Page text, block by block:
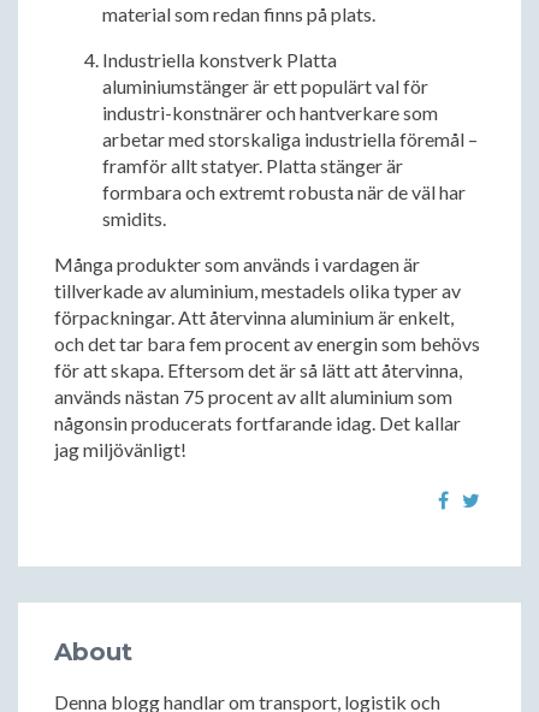
material som redan finns på plats.
Industriella konstverk Platta
aluminiumstänger är ett populärt val för
industri-konstnärer och hantverkare som
arbetar med storskaliga industriella föremål –
framför allt statyer. Platta stänger är
formbara och extremt robusta när de väl har
smidits.
Många produkter som används i vardagen är
tillverkade av aluminium, mestadels olika typer av
förpackningar. Att återvinna aluminium är enkelt,
och det tar bara fem procent av energin som behövs
för att skapa. Eftersom det är så lätt att återvinna,
används nästan 75 procent av allt aluminium som
någonsin producerats fortfarande idag. Det kallar
jag miljövänligt!
About
Denna blogg handlar om transport, logistik och